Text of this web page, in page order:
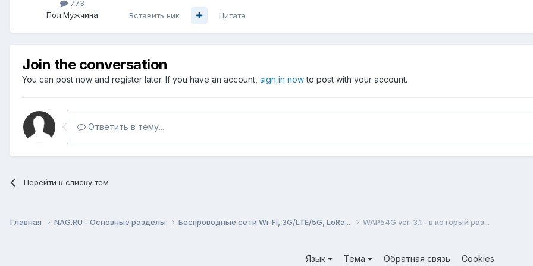
773
Пол:Мужчина Вставить ник Цитата
Join the conversation
You can post now and register later. If you have an account, sign in nowto post with your account.
Ответить в тему...
Перейти к списку тем
Главная NAG.RU - Основные разделы Беспроводные сети Wi-Fi, 3G/LTE/5G, LoRa... WAP54G ver. 3.1 - в который раз...
Язык Тема Обратная связь Cookies